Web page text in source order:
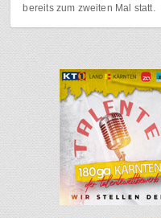
bereits zum zweiten Mal statt.